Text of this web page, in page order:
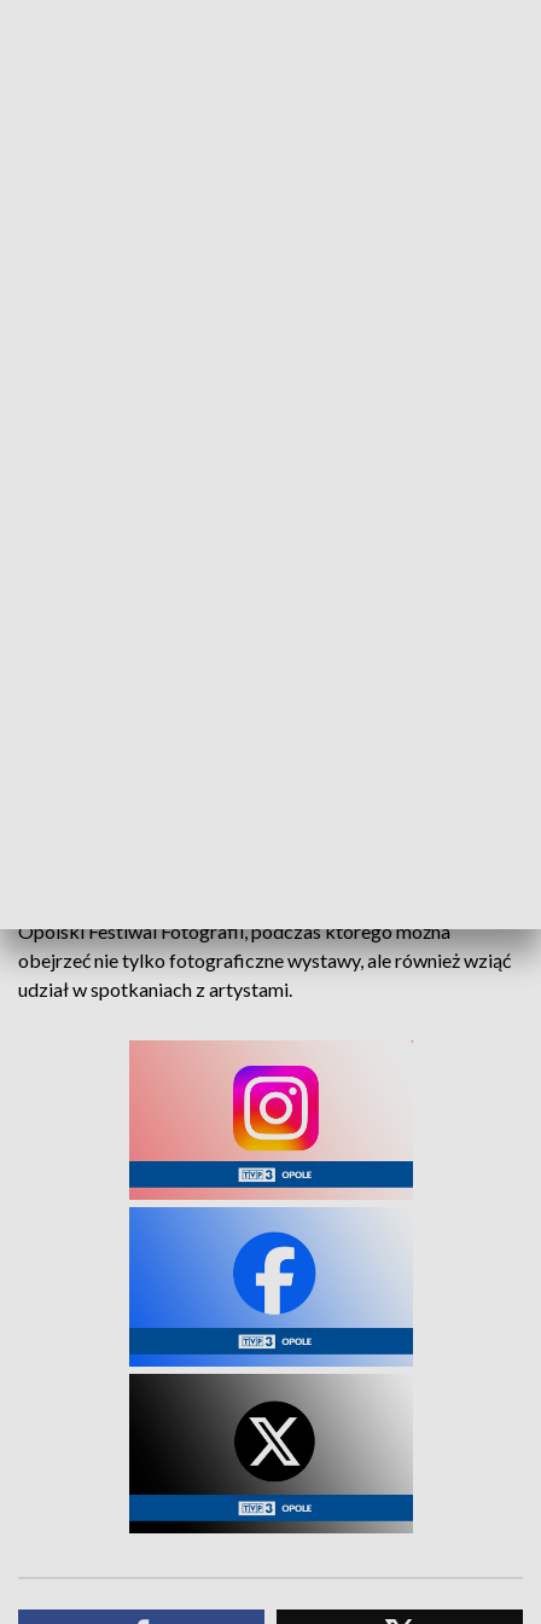
Opolski Festiwal Fotografii, podczas którego można
obejrzeć nie tylko fotograficzne wystawy, ale również wziąć
udział w spotkaniach z artystami.